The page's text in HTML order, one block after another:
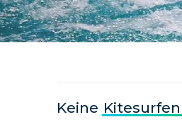
Keine Kitesurfen